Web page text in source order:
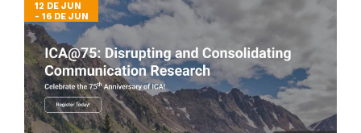
12 DE JUN
- 16 DE JUN